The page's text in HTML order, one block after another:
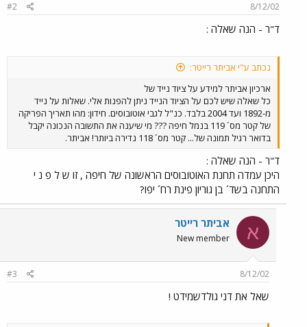
8/12/02
#2
ד"ר - הנה שאלה :
נכתב ע"י אביתר רייטר:
ארכיון אביתר למידע על ציוד נייד של
כל שאלה שיש לכם על הציוד הנייד ניתן להפנות אלי. שאלות על נייד
מ-1892 ועד 2004 בלבד. כנ"ל לגבי אוטובוסים. חידון: מהו תאריך הפריקה
של קטר מס´ 119 בנמל חיפה ??? מי שיענה את התשובה הנכונה יקבל
בדואר רגיל תמונה של... קטר מס´ 118 נדירה ביותר! אביתר.
ד"ר - הנה שאלה :
היכן עמדה תחנת האוטובוסים הראשונה של חיפה , זו ש ל פ נ י
התחנה בשד´ בן גוריון פינת רח´ יפו?
א אביתר רייטר
New member
8/12/02
#3
שאל את דני גולדשמידט !